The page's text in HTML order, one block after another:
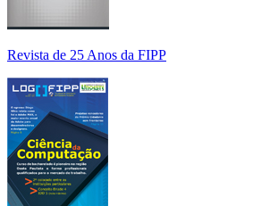
Revista de 25 Anos da FIPP